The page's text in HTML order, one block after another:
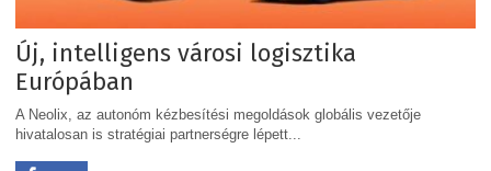
Új, intelligens városi logisztika
Európában
A Neolix, az autonóm kézbesítési megoldások globális vezetője
hivatalosan is stratégiai partnerségre lépett...